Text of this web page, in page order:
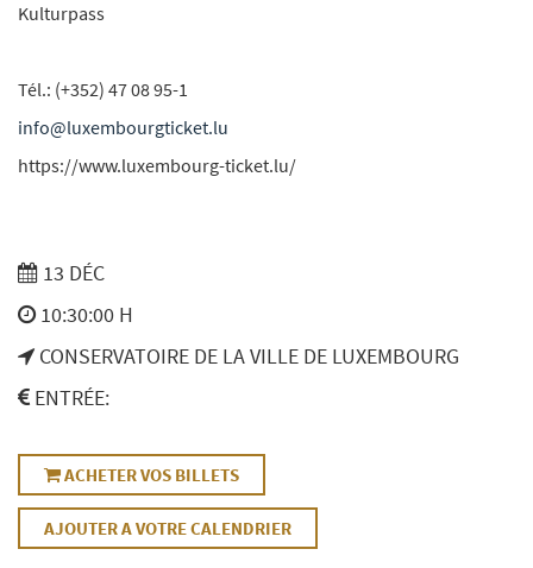
Kulturpass
Tél.: (+352) 47 08 95-1
info@luxembourgticket.lu
https://www.luxembourg-ticket.lu/
13 DÉC
10:30:00 H
CONSERVATOIRE DE LA VILLE DE LUXEMBOURG
ENTRÉE:
ACHETER VOS BILLETS
AJOUTER A VOTRE CALENDRIER